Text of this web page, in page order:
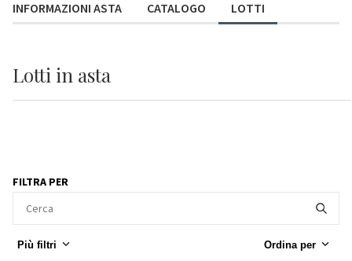
INFORMAZIONI ASTA CATALOGO LOTTI
Lotti in asta
FILTRA PER
Più filtri Ordina per